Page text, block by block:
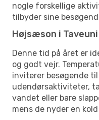
nogle forskellige
tilbyder sine
Højsæson i
Denne tid på året er
og godt vejr.
inviterer besøgende
udendørsaktiviteter,
vandet eller bare
mens de nyder en